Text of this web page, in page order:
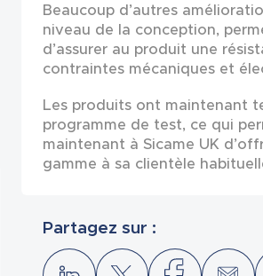
Partagez sur :
Beaucoup d’autres
niveau de la conception,
d’assurer au produit une
contraintes mécaniques et
Les produits ont maintenant
programme de test, ce qui
maintenant à Sicame UK
gamme à sa clientèle